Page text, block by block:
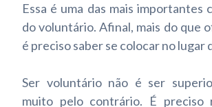
Essa é uma das mais importantes
do voluntário. Afinal, mais do que
é preciso saber se colocar no lugar
Ser voluntário não é ser
muito pelo contrário. É preciso